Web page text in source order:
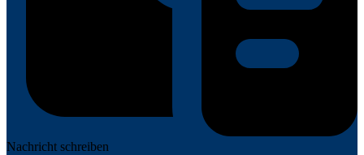
Nachricht schreiben